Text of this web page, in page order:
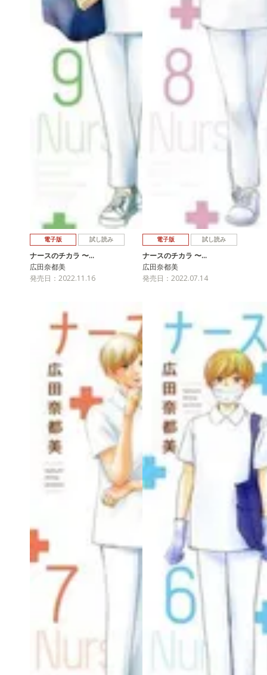
電子版 試し読み
ナースのチカラ 〜…
広田奈都美
発売日：2022.11.16
電子版 試し読み
ナースのチカラ 〜…
広田奈都美
発売日：2022.07.14